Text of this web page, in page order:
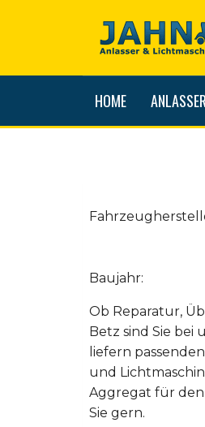
HOME
Baujahr:
Ob Reparatur,
Betz sind Sie bei
liefern
und
Aggregat für den
Sie gern.